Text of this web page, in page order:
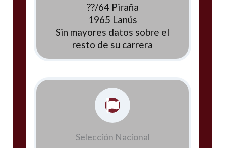
??/64 Piraña
1965 Lanús
Sin mayores datos sobre el
resto de su carrera
Selección Nacional